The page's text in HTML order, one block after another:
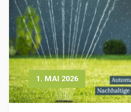
1. MAI 2026